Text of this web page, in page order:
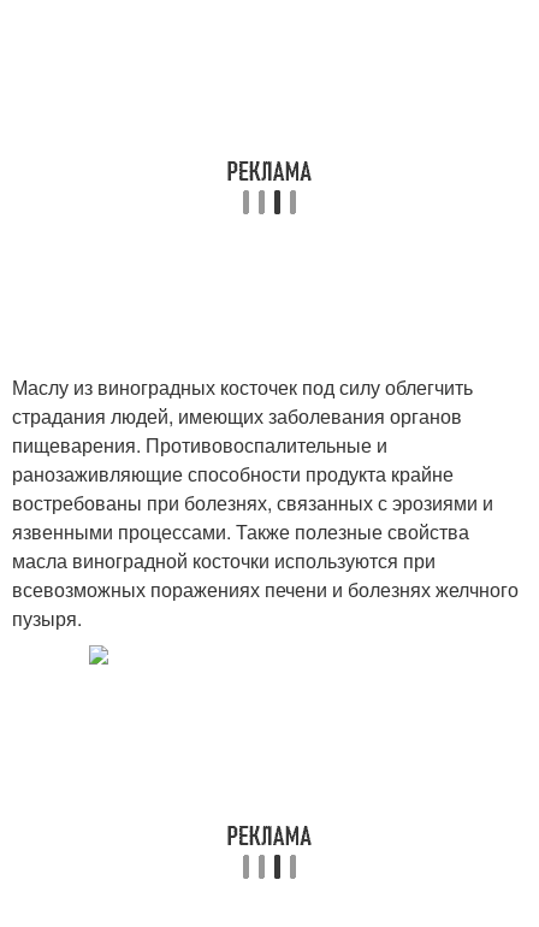
Маслу из виноградных косточек под силу облегчить
страдания людей, имеющих заболевания органов
пищеварения. Противовоспалительные и
ранозаживляющие способности продукта крайне
востребованы при болезнях, связанных с эрозиями и
язвенными процессами. Также полезные свойства
масла виноградной косточки используются при
всевозможных поражениях печени и болезнях желчного
пузыря.